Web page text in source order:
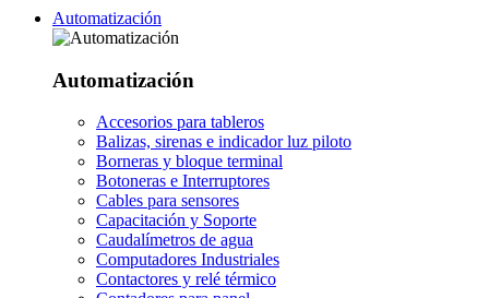
Automatización
Automatización
Accesorios para tableros
Balizas, sirenas e indicador luz piloto
Borneras y bloque terminal
Botoneras e Interruptores
Cables para sensores
Capacitación y Soporte
Caudalímetros de agua
Computadores Industriales
Contactores y relé térmico